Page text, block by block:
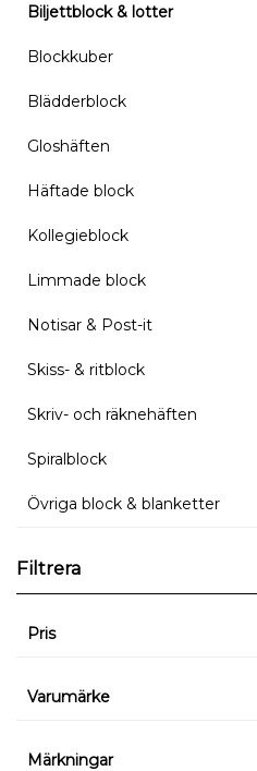
Biljettblock & lotter
Blockkuber
Blädderblock
Gloshäften
Häftade block
Kollegieblock
Limmade block
Notisar & Post-it
Skiss- & ritblock
Skriv- och räknehäften
Spiralblock
Övriga block & blanketter
Filtrera
Pris
Varumärke
Märkningar